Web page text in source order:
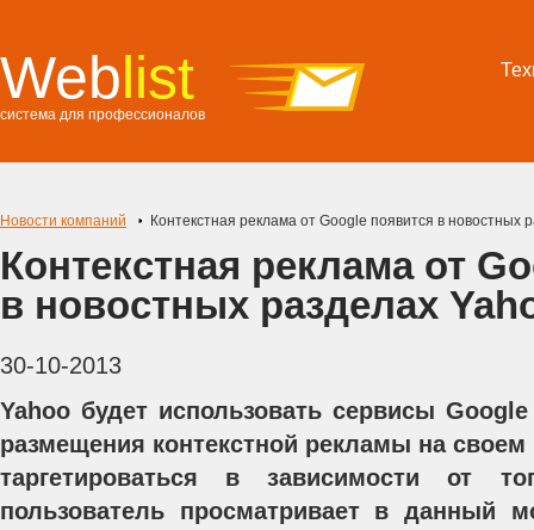
Weblist
система для профессионалов
Новости компаний Контекстная реклама от Google появится в новостных
Контекстная реклама от
в новостных разделах
30-10-2013
Yahoo будет использовать сервисы
размещения контекстной рекламы на своем
таргетироваться в зависимости от
пользователь просматривает в данный